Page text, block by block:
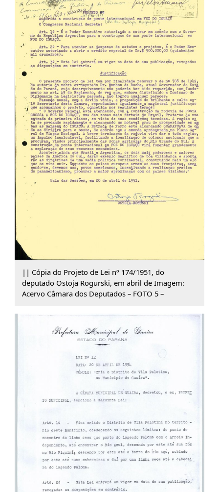
|| Cópia do Projeto de Lei nº 174/1951, do
deputado Ostoja Rogurski, em abril de Imagem:
Acervo Câmara dos Deputados – FOTO 5 –